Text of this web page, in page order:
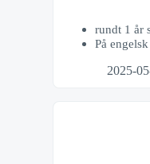
rundt 1 år
På engelsk
2025-